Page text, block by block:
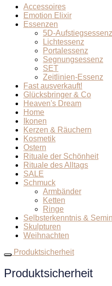
Accessoires
Emotion Elixir
Essenzen
5D-Aufstiegsessenz
Lichtessenz
Portalessenz
Segnungsessenz
SET
Zeitlinien-Essenz
Fast ausverkauft!
Glücksbringer & Co
Heaven's Dream
Home
Ikonen
Kerzen & Räuchern
Kosmetik
Ostern
Rituale der Schönheit
Rituale des Alltags
SALE
Schmuck
Armbänder
Ketten
Ringe
Selbsterkenntnis &
Skulpturen
Weihnachten
Produktsicherheit
Produktsicherheit